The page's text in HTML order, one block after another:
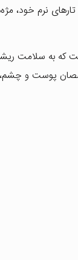
نرم خود،
که به سلامت
پوست و چشم،